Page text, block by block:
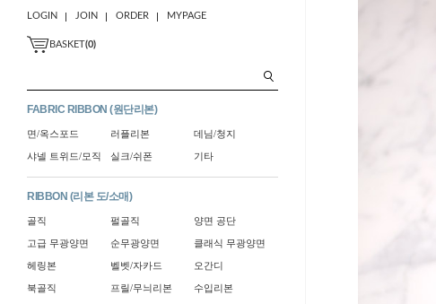
LOGIN JOIN ORDER MYPAGE
BASKET (0)
FABRIC RIBBON (원단리본)
면/옥스포드 러플리본 데님/청지
샤넬 트위드/모직 실크/쉬폰 기타
RIBBON (리본 도/소매)
골직 펄골직 양면 공단
고급 무광양면 순무광양면 클래식 무광양면
헤링본 벨벳/자카드 오간디
북골직 프릴/무늬리본 수입리본